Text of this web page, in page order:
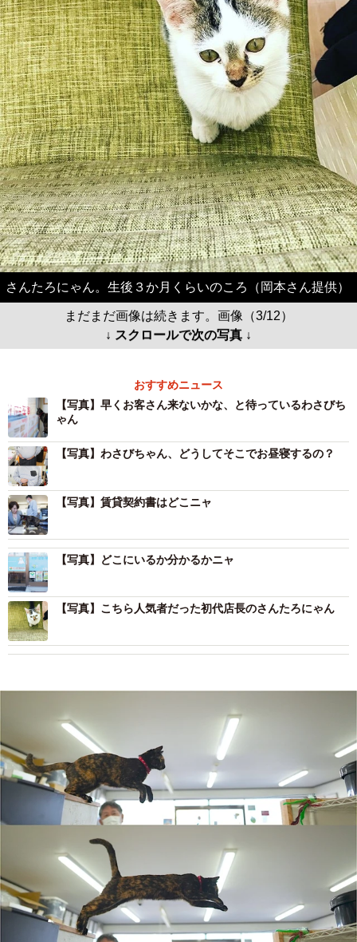
さんたろにゃん。生後３か月くらいのころ（岡本さん提供）
まだまだ画像は続きます。画像（3/12）
↓ スクロールで次の写真 ↓
おすすめニュース
【写真】早くお客さん来ないかな、と待っているわさびち
ゃん
【写真】わさびちゃん、どうしてそこでお昼寝するの？
【写真】賃貸契約書はどこニャ
【写真】どこにいるか分かるかニャ
【写真】こちら人気者だった初代店長のさんたろにゃん